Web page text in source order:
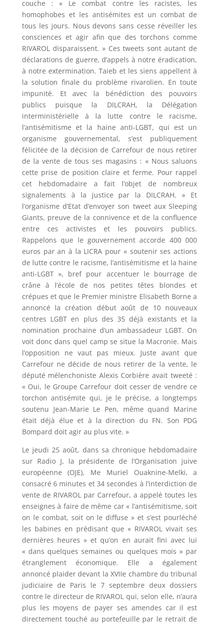
couche : « Le combat contre les racistes, les
homophobes et les antisémites est un combat de
tous les jours. Nous devons sans cesse réveiller les
consciences et agir afin que des torchons comme
RIVAROL disparaissent. » Ces tweets sont autant de
déclarations de guerre, d’appels à notre éradication,
à notre extermination. Taieb et les siens appellent à
la solution finale du problème rivarolien. En toute
impunité. Et avec la bénédiction des pouvoirs
publics puisque la DILCRAH, la Délégation
interministérielle à la lutte contre le racisme,
l’antisémitisme et la haine anti-LGBT, qui est un
organisme gouvernemental, s’est publiquement
félicitée de la décision de Carrefour de nous retirer
de la vente de tous ses magasins : « Nous saluons
cette prise de position claire et ferme. Pour rappel
cet hebdomadaire a fait l’objet de nombreux
signalements à la justice par la DILCRAH. » Et
l’organisme d’Etat d’envoyer son tweet aux Sleeping
Giants, preuve de la connivence et de la confluence
entre ces activistes et les pouvoirs publics.
Rappelons que le gouvernement accorde 400 000
euros par an à la LICRA pour « soutenir ses actions
de lutte contre le racisme, l’antisémitisme et la haine
anti-LGBT », bref pour accentuer le bourrage de
crâne à l’école de nos petites têtes blondes et
crépues et que le Premier ministre Elisabeth Borne a
annoncé la création début août de 10 nouveaux
centres LGBT en plus des 35 déjà existants et la
nomination prochaine d’un ambassadeur LGBT. On
voit donc dans quel camp se situe la Macronie. Mais
l’opposition ne vaut pas mieux. Juste avant que
Carrefour ne décide de nous retirer de la vente, le
député mélenchoniste Alexis Corbière avait tweeté :
« Oui, le Groupe Carrefour doit cesser de vendre ce
torchon antisémite qui, je le précise, a longtemps
soutenu Jean-Marie Le Pen, même quand Marine
était déjà élue et à la direction du FN. Son PDG
Bompard doit agir au plus vite. »
Le jeudi 25 août, dans sa chronique hebdomadaire
sur Radio J, la présidente de l’Organisation juive
européenne (OJE), Me Muriel Ouaknine-Melki, a
consacré 6 minutes et 34 secondes à l’interdiction de
vente de RIVAROL par Carrefour, a appelé toutes les
enseignes à faire de même car « l’antisémitisme, soit
on le combat, soit on le diffuse » et s’est pourléché
les babines en prédisant que « RIVAROL vivait ses
dernières heures » et qu’on en aurait fini avec lui
« dans quelques semaines ou quelques mois » par
étranglement économique. Elle a également
annoncé plaider devant la XVIIe chambre du tribunal
judiciaire de Paris le 7 septembre deux dossiers
contre le directeur de RIVAROL qui, selon elle, n’aura
plus les moyens de payer ses amendes car il est
directement touché au portefeuille par le retrait de